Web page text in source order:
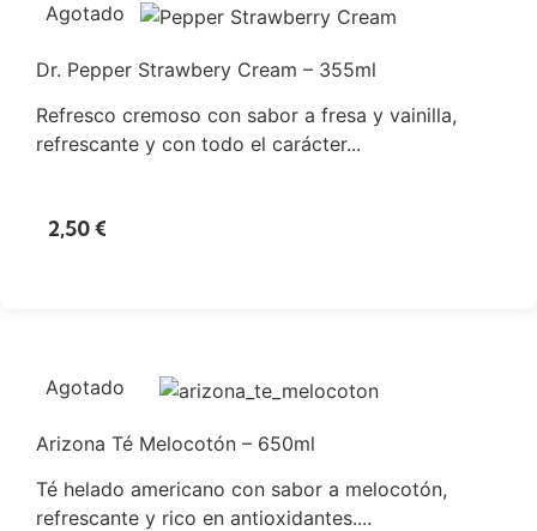
Agotado
Dr. Pepper Strawbery Cream – 355ml
Refresco cremoso con sabor a fresa y vainilla,
refrescante y con todo el carácter...
2,50€
Agotado
Arizona Té Melocotón – 650ml
Té helado americano con sabor a melocotón,
refrescante y rico en antioxidantes....